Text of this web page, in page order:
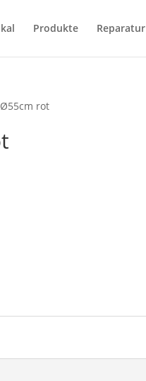
Produkte Reparatur
rot